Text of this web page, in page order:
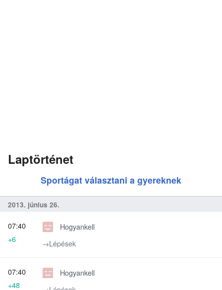
Laptörténet
Sportágat választani a gyereknek
2013. június 26.
Hogyankell
→‎Lépések
07:40
+6
Hogyankell
07:40
+48